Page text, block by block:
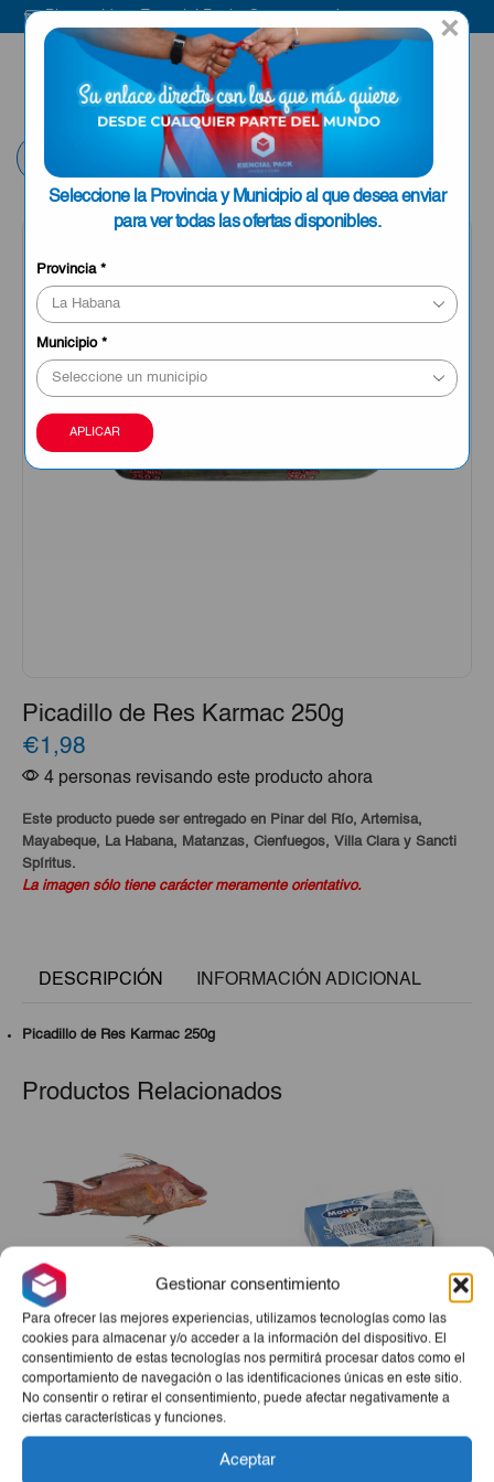
Gestionar consentimiento
Para ofrecer las mejores experiencias, utilizamos tecnologías como las
cookies para almacenar y/o acceder a la información del dispositivo. El
consentimiento de estas tecnologías nos permitirá procesar datos como el
comportamiento de navegación o las identificaciones únicas en este sitio.
No consentir o retirar el consentimiento, puede afectar negativamente a
ciertas características y funciones.
Aceptar
×
Seleccione la Provincia y Municipio al que desea enviar
para ver todas las ofertas disponibles.
Provincia*
Municipio*
APLICAR
Bienvenido a Esencial Pack
ENVIAR A LA
HABANA
Picadillo de Res Karmac 250g
€1,98
4 personas revisando este producto ahora
Este producto puede ser entregado en Pinar del Río, Artemisa,
Mayabeque, La Habana, Matanzas, Cienfuegos, Villa Clara y Sancti
Spíritus.
La imagen sólo tiene carácter meramente orientativo.
DESCRIPCIÓN INFORMACIÓN ADICIONAL
Picadillo de Res Karmac 250g
Productos Relacionados
Pescado De Mar Pez Perro
5lb
€12,50
Sardina Aceite Montey
125g